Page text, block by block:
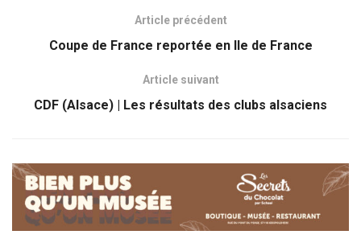
Article précédent
Coupe de France reportée en Ile de France
Article suivant
CDF (Alsace) | Les résultats des clubs alsaciens